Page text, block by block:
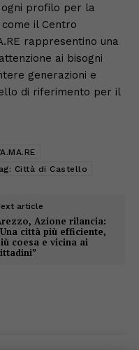
profilo per la
il Centro
rappresentino una
ai bisogni
generazioni e
di riferimento per il
Città di Castello
article
Azione rilancia:
città più efficiente,
coesa e vicina ai